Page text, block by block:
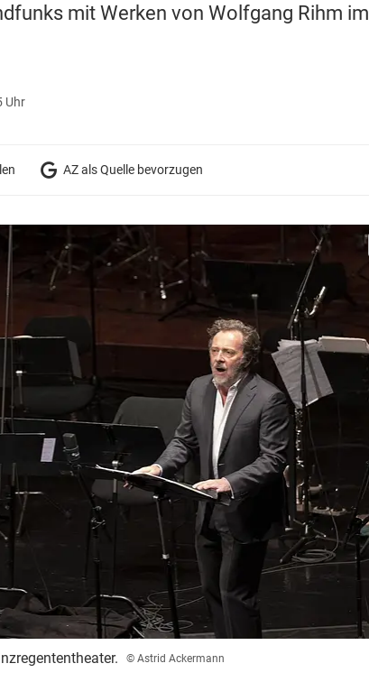
mit Werken von Wolfgang Rihm im
Uhr
AZ als Quelle bevorzugen
© Astrid Ackermann